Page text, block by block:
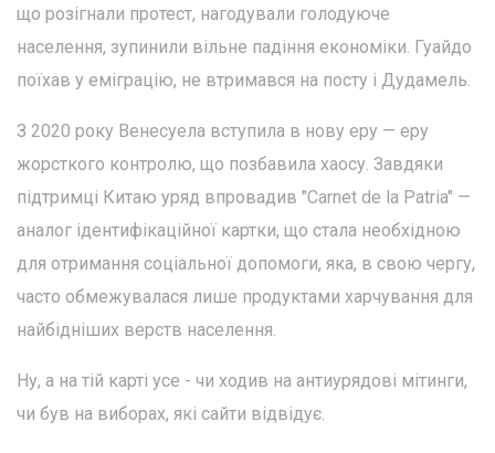
що розігнали протест, нагодували голодуюче
населення, зупинили вільне падіння економіки. Гуайдо
поїхав у еміграцію, не втримався на посту і Дудамель.
З 2020 року Венесуела вступила в нову еру — еру
жорсткого контролю, що позбавила хаосу. Завдяки
підтримці Китаю уряд впровадив "Carnet de la Patria" —
аналог ідентифікаційної картки, що стала необхідною
для отримання соціальної допомоги, яка, в свою чергу,
часто обмежувалася лише продуктами харчування для
найбідніших верств населення.
Ну, а на тій карті усе - чи ходив на антиурядові мітинги,
чи був на виборах, які сайти відвідує.